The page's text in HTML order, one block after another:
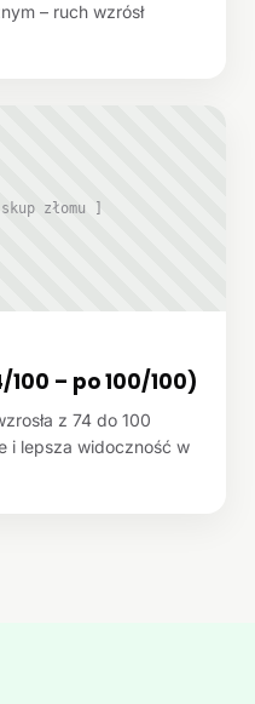
– ruch wzrósł
złomu ]
– po 100/100)
z 74 do 100
i lepsza widoczność w